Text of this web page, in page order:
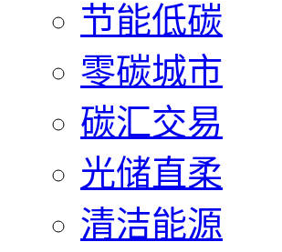
节能低碳
零碳城市
碳汇交易
光储直柔
清洁能源